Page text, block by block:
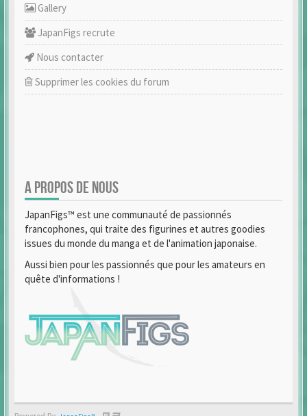
Gallery
JapanFigs recrute
Nous contacter
Supprimer les cookies du forum
A PROPOS DE NOUS
JapanFigs™ est une communauté de passionnés
francophones, qui traite des figurines et autres goodies
issues du monde du manga et de l'animation japonaise.
Aussi bien pour les passionnés que pour les amateurs en
quête d'informations !